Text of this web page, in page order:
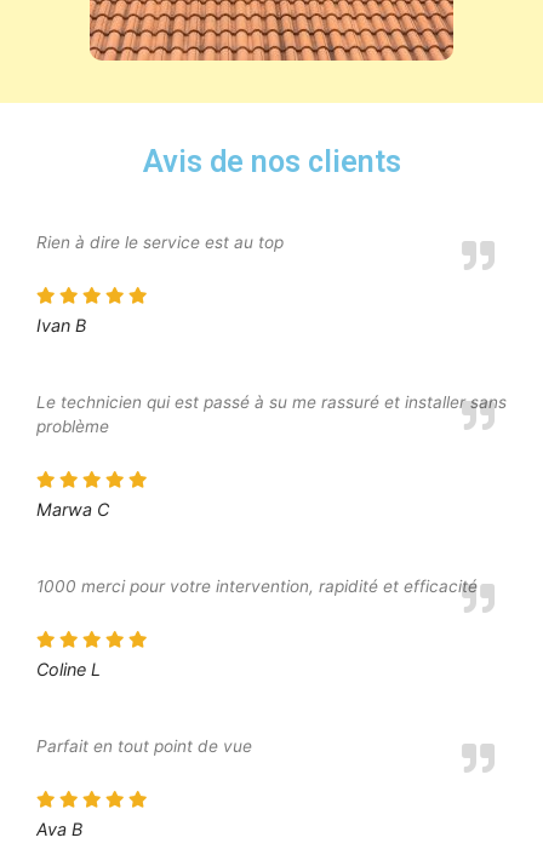
Avis de nos clients
Rien à dire le service est au top
Ivan B
Le technicien qui est passé à su me rassuré et installer sans
problème
Marwa C
1000 merci pour votre intervention, rapidité et efficacité
Coline L
Parfait en tout point de vue
Ava B